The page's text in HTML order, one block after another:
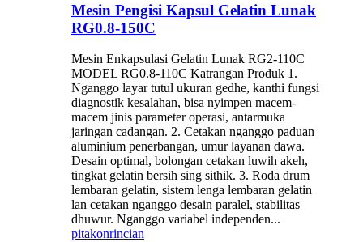
Mesin Pengisi Kapsul Gelatin Lunak
RG0.8-150C
Mesin Enkapsulasi Gelatin Lunak RG2-110C
MODEL RG0.8-110C Katrangan Produk 1.
Nganggo layar tutul ukuran gedhe, kanthi fungsi
diagnostik kesalahan, bisa nyimpen macem-
macem jinis parameter operasi, antarmuka
jaringan cadangan. 2. Cetakan nganggo paduan
aluminium penerbangan, umur layanan dawa.
Desain optimal, bolongan cetakan luwih akeh,
tingkat gelatin bersih sing sithik. 3. Roda drum
lembaran gelatin, sistem lenga lembaran gelatin
lan cetakan nganggo desain paralel, stabilitas
dhuwur. Nganggo variabel independen...
pitakonrincian